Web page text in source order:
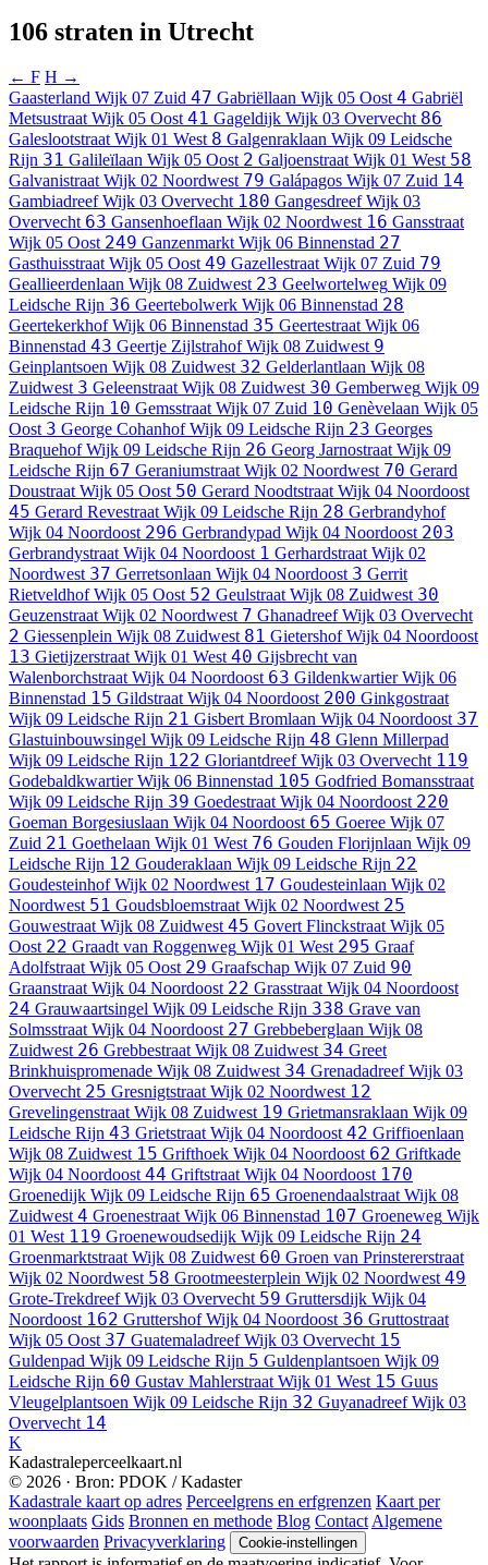
106 straten in Utrecht
← F H →
Gaasterland Wijk 07 Zuid 47 Gabriëllaan Wijk 05 Oost 4 Gabriël
Metsustraat Wijk 05 Oost 41 Gageldijk Wijk 03 Overvecht 86
Galeslootstraat Wijk 01 West 8 Galgenraklaan Wijk 09 Leidsche
Rijn 31 Galileïlaan Wijk 05 Oost 2 Galjoenstraat Wijk 01 West 58
Galvanistraat Wijk 02 Noordwest 79 Galápagos Wijk 07 Zuid 14
Gambiadreef Wijk 03 Overvecht 180 Gangesdreef Wijk 03
Overvecht 63 Gansenhoeflaan Wijk 02 Noordwest 16 Gansstraat
Wijk 05 Oost 249 Ganzenmarkt Wijk 06 Binnenstad 27
Gasthuisstraat Wijk 05 Oost 49 Gazellestraat Wijk 07 Zuid 79
Geallieerdenlaan Wijk 08 Zuidwest 23 Geelwortelweg Wijk 09
Leidsche Rijn 36 Geertebolwerk Wijk 06 Binnenstad 28
Geertekerkhof Wijk 06 Binnenstad 35 Geertestraat Wijk 06
Binnenstad 43 Geertje Zijlstrahof Wijk 08 Zuidwest 9
Geinplantsoen Wijk 08 Zuidwest 32 Gelderlantlaan Wijk 08
Zuidwest 3 Geleenstraat Wijk 08 Zuidwest 30 Gemberweg Wijk 09
Leidsche Rijn 10 Gemsstraat Wijk 07 Zuid 10 Genèvelaan Wijk 05
Oost 3 George Cohanhof Wijk 09 Leidsche Rijn 23 Georges
Braquehof Wijk 09 Leidsche Rijn 26 Georg Jarnostraat Wijk 09
Leidsche Rijn 67 Geraniumstraat Wijk 02 Noordwest 70 Gerard
Doustraat Wijk 05 Oost 50 Gerard Noodtstraat Wijk 04 Noordoost
45 Gerard Revestraat Wijk 09 Leidsche Rijn 28 Gerbrandyhof
Wijk 04 Noordoost 296 Gerbrandypad Wijk 04 Noordoost 203
Gerbrandystraat Wijk 04 Noordoost 1 Gerhardstraat Wijk 02
Noordwest 37 Gerretsonlaan Wijk 04 Noordoost 3 Gerrit
Rietveldhof Wijk 05 Oost 52 Geulstraat Wijk 08 Zuidwest 30
Geuzenstraat Wijk 02 Noordwest 7 Ghanadreef Wijk 03 Overvecht
2 Giessenplein Wijk 08 Zuidwest 81 Gietershof Wijk 04 Noordoost
13 Gietijzerstraat Wijk 01 West 40 Gijsbrecht van
Walenborchstraat Wijk 04 Noordoost 63 Gildenkwartier Wijk 06
Binnenstad 15 Gildstraat Wijk 04 Noordoost 200 Ginkgostraat
Wijk 09 Leidsche Rijn 21 Gisbert Bromlaan Wijk 04 Noordoost 37
Glastuinbouwsingel Wijk 09 Leidsche Rijn 48 Glenn Millerpad
Wijk 09 Leidsche Rijn 122 Gloriantdreef Wijk 03 Overvecht 119
Godebaldkwartier Wijk 06 Binnenstad 105 Godfried Bomansstraat
Wijk 09 Leidsche Rijn 39 Goedestraat Wijk 04 Noordoost 220
Goeman Borgesiuslaan Wijk 04 Noordoost 65 Goeree Wijk 07
Zuid 21 Goethelaan Wijk 01 West 76 Gouden Florijnlaan Wijk 09
Leidsche Rijn 12 Gouderaklaan Wijk 09 Leidsche Rijn 22
Goudesteinhof Wijk 02 Noordwest 17 Goudesteinlaan Wijk 02
Noordwest 51 Goudsbloemstraat Wijk 02 Noordwest 25
Gouwestraat Wijk 08 Zuidwest 45 Govert Flinckstraat Wijk 05
Oost 22 Graadt van Roggenweg Wijk 01 West 295 Graaf
Adolfstraat Wijk 05 Oost 29 Graafschap Wijk 07 Zuid 90
Graanstraat Wijk 04 Noordoost 22 Grasstraat Wijk 04 Noordoost
24 Grauwaartsingel Wijk 09 Leidsche Rijn 338 Grave van
Solmsstraat Wijk 04 Noordoost 27 Grebbeberglaan Wijk 08
Zuidwest 26 Grebbestraat Wijk 08 Zuidwest 34 Greet
Brinkhuispromenade Wijk 08 Zuidwest 34 Grenadadreef Wijk 03
Overvecht 25 Gresnigtstraat Wijk 02 Noordwest 12
Grevelingenstraat Wijk 08 Zuidwest 19 Grietmansraklaan Wijk 09
Leidsche Rijn 43 Grietstraat Wijk 04 Noordoost 42 Griffioenlaan
Wijk 08 Zuidwest 15 Grifthoek Wijk 04 Noordoost 62 Griftkade
Wijk 04 Noordoost 44 Griftstraat Wijk 04 Noordoost 170
Groenedijk Wijk 09 Leidsche Rijn 65 Groenendaalstraat Wijk 08
Zuidwest 4 Groenestraat Wijk 06 Binnenstad 107 Groeneweg Wijk
01 West 119 Groenewoudsedijk Wijk 09 Leidsche Rijn 24
Groenmarktstraat Wijk 08 Zuidwest 60 Groen van Prinstererstraat
Wijk 02 Noordwest 58 Grootmeesterplein Wijk 02 Noordwest 49
Grote-Trekdreef Wijk 03 Overvecht 59 Gruttersdijk Wijk 04
Noordoost 162 Gruttershof Wijk 04 Noordoost 36 Gruttostraat
Wijk 05 Oost 37 Guatemaladreef Wijk 03 Overvecht 15
Guldenpad Wijk 09 Leidsche Rijn 5 Guldenplantsoen Wijk 09
Leidsche Rijn 60 Gustav Mahlerstraat Wijk 01 West 15 Guus
Vleugelplantsoen Wijk 09 Leidsche Rijn 32 Guyanadreef Wijk 03
Overvecht 14
K
Kadastraleperceelkaart.nl
© 2026 · Bron: PDOK / Kadaster
Kadastrale kaart op adres Perceelgrens en erfgrenzen Kaart per
woonplaats Gids Bronnen en methode Blog ContactAlgemene
voorwaarden Privacyverklaring Cookie-instellingen